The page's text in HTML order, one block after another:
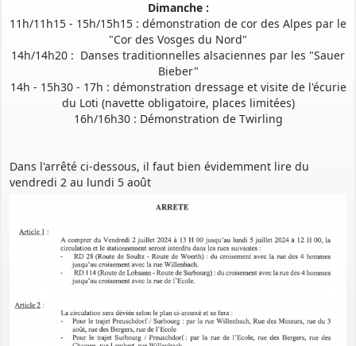
Dimanche :
11h/11h15 - 15h/15h15 : démonstration de cor des Alpes par le
"Cor des Vosges du Nord"
14h/14h20 : Danses traditionnelles alsaciennes par les "Sauer
Bieber"
14h - 15h30 - 17h : démonstration dressage et visite de l'écurie
du Loti (navette obligatoire, places limitées)
16h/16h30 : Démonstration de Twirling
Dans l'arrêté ci-dessous, il faut bien évidemment lire du
vendredi 2 au lundi 5 août